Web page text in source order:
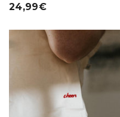
24,99€